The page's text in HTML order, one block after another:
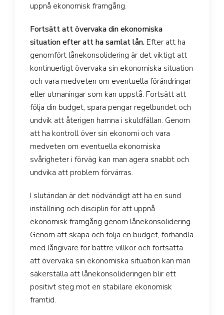
uppnå ekonomisk framgång.
Fortsätt att övervaka din ekonomiska
situation efter att ha samlat lån. Efter att ha
genomfört lånekonsolidering är det viktigt att
kontinuerligt övervaka sin ekonomiska situation
och vara medveten om eventuella förändringar
eller utmaningar som kan uppstå. Fortsätt att
följa din budget, spara pengar regelbundet och
undvik att återigen hamna i skuldfällan. Genom
att ha kontroll över sin ekonomi och vara
medveten om eventuella ekonomiska
svårigheter i förväg kan man agera snabbt och
undvika att problem förvärras.
I slutändan är det nödvändigt att ha en sund
inställning och disciplin för att uppnå
ekonomisk framgång genom lånekonsolidering.
Genom att skapa och följa en budget, förhandla
med långivare för bättre villkor och fortsätta
att övervaka sin ekonomiska situation kan man
säkerställa att lånekonsolideringen blir ett
positivt steg mot en stabilare ekonomisk
framtid.